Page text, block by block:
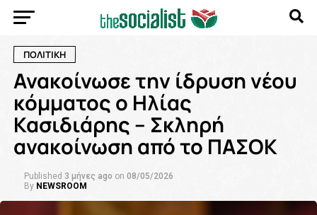
ΠΟΛΙΤΙΚΗ
Ανακοίνωσε την ίδρυση νέου
κόμματος ο Ηλίας
Κασιδιάρης – Σκληρή
ανακοίνωση από το ΠΑΣΟΚ
Published 3 μήνες ago on 08/05/2026
By NEWSROOM